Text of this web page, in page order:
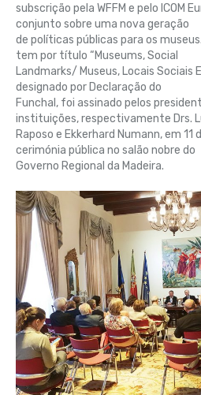
subscrição pela WFFM e pelo ICOM
conjunto sobre uma nova geração
de políticas públicas para os
tem por título “Museums, Social
Landmarks/ Museus, Locais Sociais
designado por Declaração do
Funchal, foi assinado pelos
instituições, respectivamente Drs.
Raposo e Ekkerhard Numann, em 11
cerimónia pública no salão nobre do
Governo Regional da Madeira.